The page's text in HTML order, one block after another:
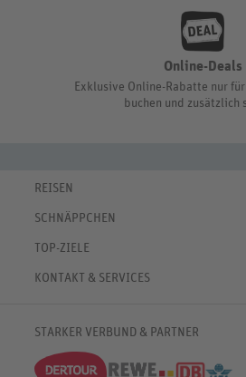
Online-Deals
Exklusive Online-Rabatte nur
buchen und zusätzlich
REISEN
Eigene Anreise
Städtereisen
Wellnessurlaub
SCHNÄPPCHEN
Aktuelle Reiseangebote
Online-Deals
Reisemagazin
% Satte Rabatte
TOP-ZIELE
Urlaub in Deutschland
✈ Urlaub in Spanien
✈Urlaub in Griechenland
KONTAKT & SERVICES
Kontaktformular
♥ Merkliste
STARKER VERBUND & PARTNER